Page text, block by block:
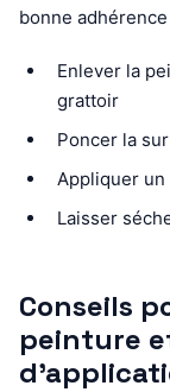
bonne
Enlever la
grattoir
Poncer la
Appliquer
Laisser
Conseils
peinture